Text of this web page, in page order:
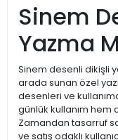
Sinem
Yazma
Sinem desenli dikişli
arada sunan özel
desenleri ve
günlük kullanım hem
Zamandan tasarruf
ve satış odaklı